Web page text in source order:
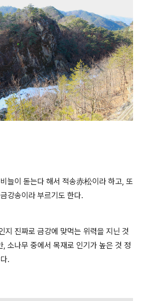
늘이 돋는다 해서 적송赤松이라 하고, 또
강송이라 부르기도 한다.
지 진짜로 금강에 맞먹는 위력을 지닌 것
, 소나무 중에서 목재로 인기가 높은 것 정
.